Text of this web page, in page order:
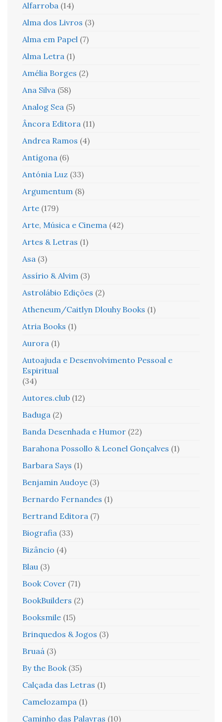
Alfarroba (14)
Alma dos Livros (3)
Alma em Papel (7)
Alma Letra (1)
Amélia Borges (2)
Ana Silva (58)
Analog Sea (5)
Âncora Editora (11)
Andrea Ramos (4)
Antígona (6)
Antónia Luz (33)
Argumentum (8)
Arte (179)
Arte, Música e Cinema (42)
Artes & Letras (1)
Asa (3)
Assírio & Alvim (3)
Astrolábio Edições (2)
Atheneum/Caitlyn Dlouhy Books (1)
Atria Books (1)
Aurora (1)
Autoajuda e Desenvolvimento Pessoal e
Espiritual
(34)
Autores.club (12)
Baduga (2)
Banda Desenhada e Humor (22)
Barahona Possollo & Leonel Gonçalves (1)
Barbara Says (1)
Benjamin Audoye (3)
Bernardo Fernandes (1)
Bertrand Editora (7)
Biografia (33)
Bizâncio (4)
Blau (3)
Book Cover (71)
BookBuilders (2)
Booksmile (15)
Brinquedos & Jogos (3)
Bruaá (3)
By the Book (35)
Calçada das Letras (1)
Camelozampa (1)
Caminho das Palavras (10)